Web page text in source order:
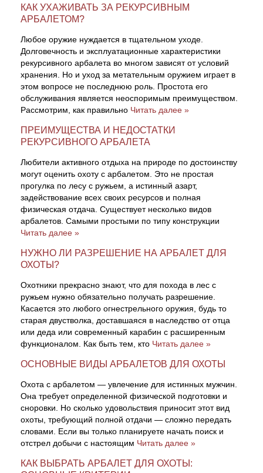
КАК УХАЖИВАТЬ ЗА РЕКУРСИВНЫМ
АРБАЛЕТОМ?
Любое оружие нуждается в тщательном уходе.
Долговечность и эксплуатационные характеристики
рекурсивного арбалета во многом зависят от условий
хранения. Но и уход за метательным оружием играет в
этом вопросе не последнюю роль. Простота его
обслуживания является неоспоримым преимуществом.
Рассмотрим, как правильно Читать далее »
ПРЕИМУЩЕСТВА И НЕДОСТАТКИ
РЕКУРСИВНОГО АРБАЛЕТА
Любители активного отдыха на природе по достоинству
могут оценить охоту с арбалетом. Это не простая
прогулка по лесу с ружьем, а истинный азарт,
задействование всех своих ресурсов и полная
физическая отдача. Существует несколько видов
арбалетов. Самыми простыми по типу конструкции
Читать далее »
НУЖНО ЛИ РАЗРЕШЕНИЕ НА АРБАЛЕТ ДЛЯ
ОХОТЫ?
Охотники прекрасно знают, что для похода в лес с
ружьем нужно обязательно получать разрешение.
Касается это любого огнестрельного оружия, будь то
старая двустволка, доставшаяся в наследство от отца
или деда или современный карабин с расширенным
функционалом. Как быть тем, кто Читать далее »
ОСНОВНЫЕ ВИДЫ АРБАЛЕТОВ ДЛЯ ОХОТЫ
Охота с арбалетом — увлечение для истинных мужчин.
Она требует определенной физической подготовки и
сноровки. Но сколько удовольствия приносит этот вид
охоты, требующий полной отдачи — сложно передать
словами. Если вы только планируете начать поиск и
отстрел добычи с настоящим Читать далее »
КАК ВЫБРАТЬ АРБАЛЕТ ДЛЯ ОХОТЫ: